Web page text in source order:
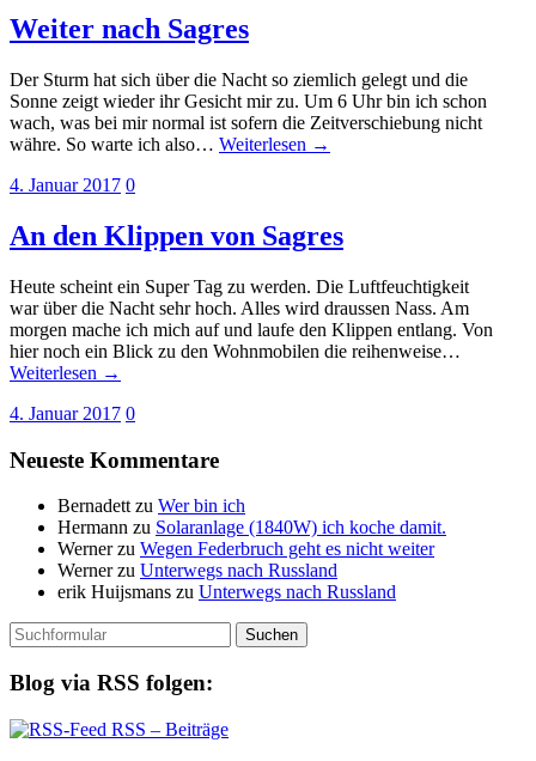
Weiter nach Sagres
Der Sturm hat sich über die Nacht so ziemlich gelegt und die
Sonne zeigt wieder ihr Gesicht mir zu. Um 6 Uhr bin ich schon
wach, was bei mir normal ist sofern die Zeitverschiebung nicht
währe. So warte ich also… Weiterlesen →
4. Januar 2017 0
An den Klippen von Sagres
Heute scheint ein Super Tag zu werden. Die Luftfeuchtigkeit
war über die Nacht sehr hoch. Alles wird draussen Nass. Am
morgen mache ich mich auf und laufe den Klippen entlang. Von
hier noch ein Blick zu den Wohnmobilen die reihenweise…
Weiterlesen →
4. Januar 2017 0
Neueste Kommentare
Bernadettzu Wer bin ich
Hermann zu Solaranlage (1840W) ich koche damit.
Wernerzu Wegen Federbruch geht es nicht weiter
Wernerzu Unterwegs nach Russland
erik Huijsmans zu Unterwegs nach Russland
Suchen
nach:
Blog via RSS folgen:
RSS – Beiträge